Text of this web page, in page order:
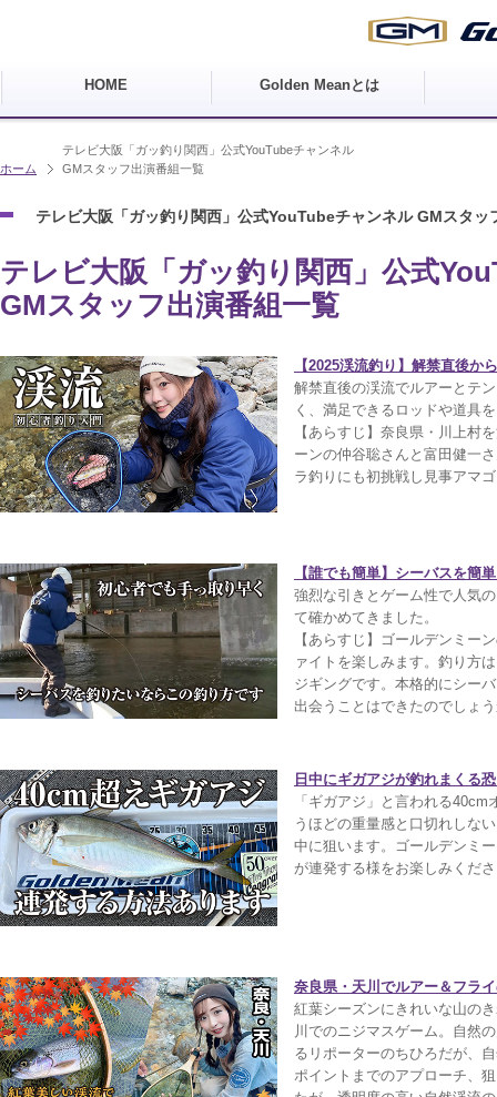
HOME Golden Meanとは
ホーム
テレビ大阪「ガッ釣り関西」公式YouTubeチャンネル
GMスタッフ出演番組一覧
テレビ大阪「ガッ釣り関西」公式YouTubeチャンネル GMスタッ
テレビ大阪「ガッ釣り関西」公式
GMスタッフ出演番組一覧
【2025渓流釣り】解禁直後
解禁直後の渓流でルアーとテ
く、満足できるロッドや道具
【あらすじ】奈良県・川上村
ーンの仲谷聡さんと富田健一
ラ釣りにも初挑戦し見事アマ
【誰でも簡単】シーバスを簡
強烈な引きとゲーム性で人気
て確かめてきました。
【あらすじ】ゴールデンミー
ァイトを楽しみます。釣り方
ジギングです。本格的にシー
出会うことはできたのでしょ
日中にギガアジが釣れまくる
「ギガアジ」と言われる
うほどの重量感と口切れしな
中に狙います。ゴールデンミ
が連発する様をお楽しみくだ
奈良県・天川でルアー＆フラ
紅葉シーズンにきれいな山の
川でのニジマスゲーム。自然
るリポーターのちひろだが、
ポイントまでのアプローチ、